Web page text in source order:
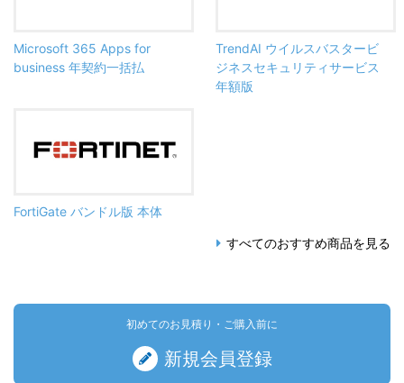
Microsoft 365 Apps for
business 年契約一括払
TrendAI ウイルスバスタービ
ジネスセキュリティサービス
年額版
FortiGate バンドル版 本体
すべてのおすすめ商品を見る
初めてのお見積り・ご購入前に
新規会員登録